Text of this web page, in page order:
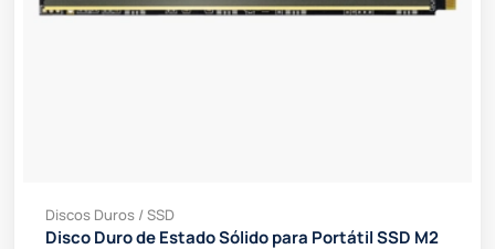
Discos Duros / SSD
Disco Duro de Estado Sólido para Portátil SSD M2